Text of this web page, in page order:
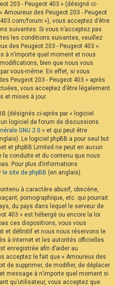
203 - Peugeot 403 » (désigné ci-
Amoureux des Peugeot 203 - Peugeot
forum »), vous acceptez d’être
suivantes. Si vous n’acceptez pas
les conditions suivantes, veuillez
des Peugeot 203 - Peugeot 403 ».
à n’importe quel moment et nous
bien que nous vous
vous-même. En effet, si vous
Peugeot 203 - Peugeot 403 » après
vous acceptez d’être légalement
et mises à jour.
(désignés ci-après par « logiciel
un logiciel de forum de discussions
GNU 2.0 » et qui peut être
Le logiciel phpBB a pour seul but
et phpBB Limited ne peut en aucun
conduite et du contenu que nous
Pour plus d’informations
le site de phpBB (en anglais).
à caractère abusif, obscène,
pornographique, etc. qui pourrait
du pays dans lequel le serveur de
403 » est hébergé ou encore la loi
ces dispositions, vous vous
et définitif et nous nous réservons le
à internet et les autorités officielles.
enregistrée afin d’aider au
acceptez le fait que « Amoureux des
de supprimer, de modifier, de déplacer
message à n’importe quel moment si
qu’utilisateur, vous acceptez que